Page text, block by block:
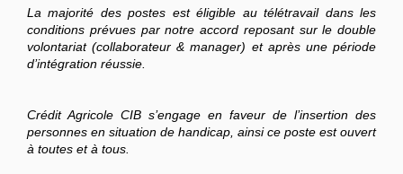
La majorité des postes est éligible au télétravail dans les
conditions prévues par notre accord reposant sur le double
volontariat (collaborateur & manager) et après une période
d’intégration réussie.
Crédit Agricole CIB s’engage en faveur de l’insertion des
personnes en situation de handicap, ainsi ce poste est ouvert
à toutes et à tous.